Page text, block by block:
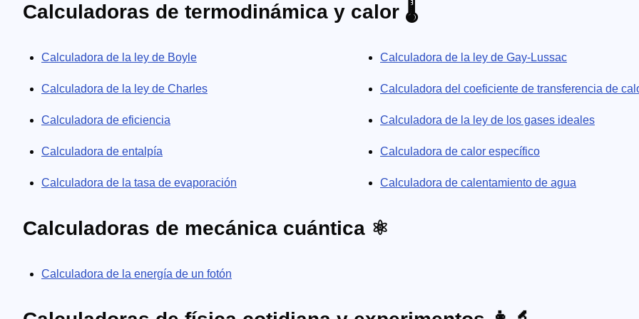
Calculadoras de termodinámica y calor 🌡️
Calculadora de la ley de Boyle
Calculadora de la ley de Charles
Calculadora de eficiencia
Calculadora de entalpía
Calculadora de la tasa de evaporación
Calculadora de la ley de Gay-Lussac
Calculadora del coeficiente de transferencia de
Calculadora de la ley de los gases ideales
Calculadora de calor específico
Calculadora de calentamiento de agua
Calculadoras de mecánica cuántica ⚛️
Calculadora de la energía de un fotón